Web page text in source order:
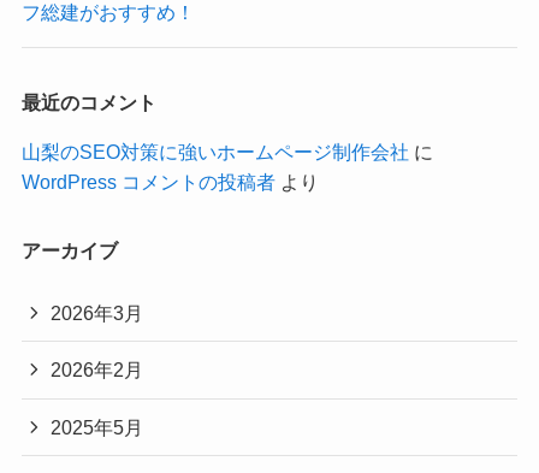
フ総建がおすすめ！
最近のコメント
山梨のSEO対策に強いホームページ制作会社 に
WordPress コメントの投稿者より
アーカイブ
2026年3月
2026年2月
2025年5月